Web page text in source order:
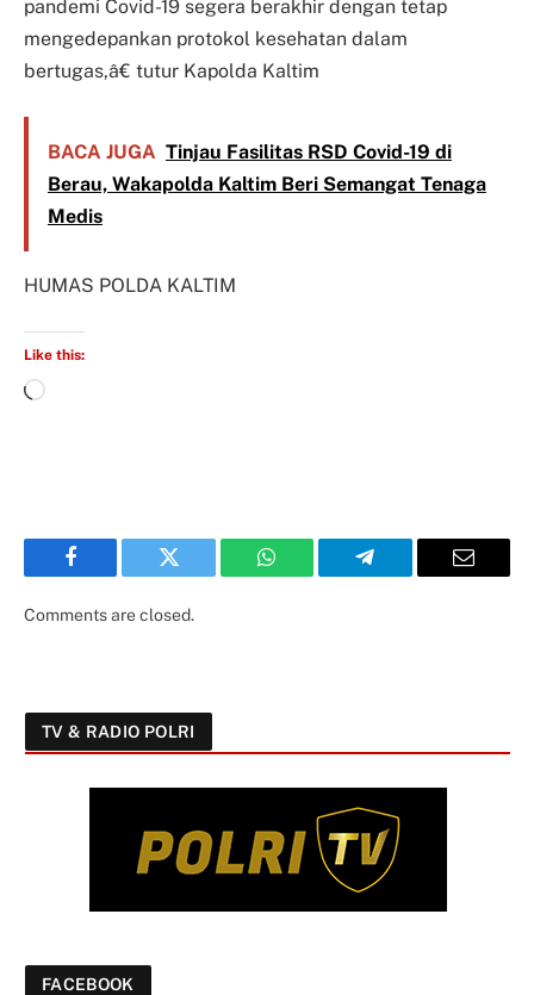
pandemi Covid-19 segera berakhir dengan tetap
mengedepankan protokol kesehatan dalam
bertugas,â€ tutur Kapolda Kaltim
BACA JUGA Tinjau Fasilitas RSD Covid-19 di
Berau, Wakapolda Kaltim Beri Semangat Tenaga
Medis
HUMAS POLDA KALTIM
Like this:
Facebook Twitter WhatsApp Telegram Email
Comments are closed.
TV & RADIO POLRI
FACEBOOK